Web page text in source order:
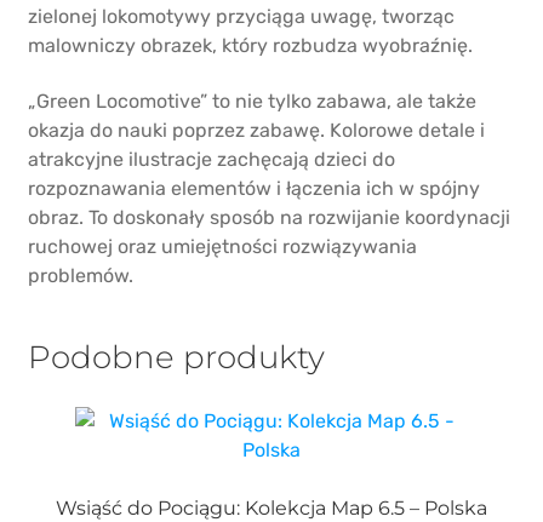
zielonej lokomotywy przyciąga uwagę, tworząc
malowniczy obrazek, który rozbudza wyobraźnię.
„Green Locomotive” to nie tylko zabawa, ale także
okazja do nauki poprzez zabawę. Kolorowe detale i
atrakcyjne ilustracje zachęcają dzieci do
rozpoznawania elementów i łączenia ich w spójny
obraz. To doskonały sposób na rozwijanie koordynacji
ruchowej oraz umiejętności rozwiązywania
problemów.
Podobne produkty
Wsiąść do Pociągu: Kolekcja Map 6.5 – Polska